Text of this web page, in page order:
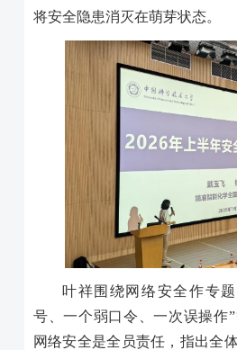
将安全隐患消灭在萌芽状态。
叶祥围绕网络安全作专
号、一个弱口令、一次误操作
网络安全是全员责任，指出全